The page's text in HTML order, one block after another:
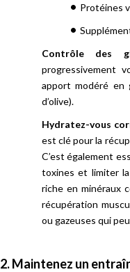
Protéines
Contrôle des
progressivement
apport modéré en
d’olive).
Hydratez-vous
est clé pour la
C’est également
toxines et limiter la
riche en minéraux
récupération
ou gazeuses qui
2. Maintenez un